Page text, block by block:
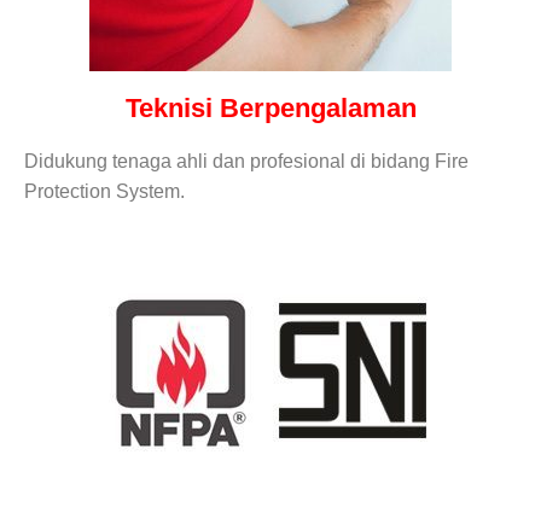
Teknisi Berpengalaman
Didukung tenaga ahli dan profesional di bidang Fire
Protection System.